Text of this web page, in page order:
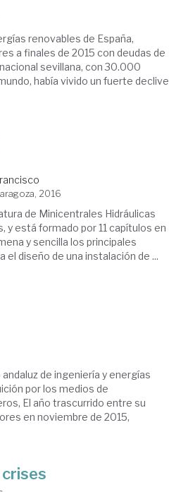
renovables de España,
a finales de 2015 con deudas de
sevillana, con 30.000
había vivido un fuerte declive
2016
de Minicentrales Hidráulicas
y está formado por 11 capítulos en
y sencilla los principales
diseño de una instalación de ...
de ingeniería y energías
por los medios de
El año trascurrido entre su
en noviembre de 2015,